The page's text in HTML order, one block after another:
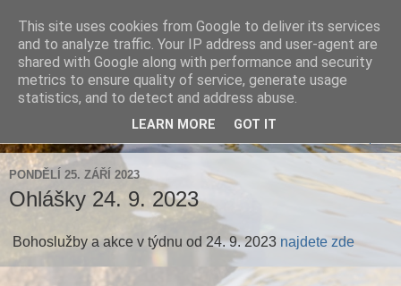
Farnost Brtnice
Aktuální informace pro farnosti Střížov a Brtnice
PONDĚLÍ 25. ZÁŘÍ 2023
Ohlášky 24. 9. 2023
Bohoslužby a akce v týdnu od 24. 9. 2023 najdete zde
This site uses cookies from Google to deliver its services
and to analyze traffic. Your IP address and user-agent are
shared with Google along with performance and security
metrics to ensure quality of service, generate usage
statistics, and to detect and address abuse.
LEARN MORE GOT IT